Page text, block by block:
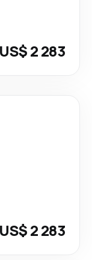
US$ 2 283
US$ 2 283